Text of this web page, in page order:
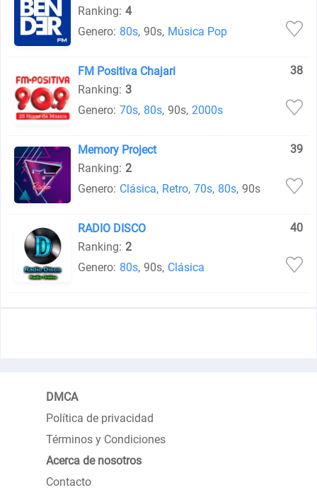
Ranking: 4
Genero: 80s, 90s, Música Pop
FM Positiva Chajari
38
Ranking: 3
Genero: 70s, 80s, 90s, 2000s
Memory Project
39
Ranking: 2
Genero: Clásica, Retro, 70s, 80s, 90s
RADIO DISCO
40
Ranking: 2
Genero: 80s, 90s, Clásica
DMCA
Política de privacidad
Términos y Condiciones
Acerca de nosotros
Contacto